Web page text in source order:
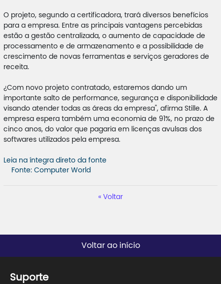
O projeto, segundo a certificadora, trará diversos benefícios
para a empresa. Entre as principais vantagens percebidas
estão a gestão centralizada, o aumento de capacidade de
processamento e de armazenamento e a possibilidade de
crescimento de novas ferramentas e serviços geradores de
receita.
¿Com novo projeto contratado, estaremos dando um
importante salto de performance, segurança e disponibilidade
visando atender todas as áreas da empresa", afirma Stille. A
empresa espera também uma economia de 91%, no prazo de
cinco anos, do valor que pagaria em licenças avulsas dos
softwares utilizados pela empresa.
Leia na íntegra direto da fonte
Fonte: Computer World
Voltar
Voltar ao início
Suporte